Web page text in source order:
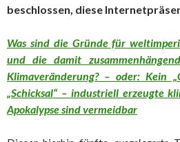
beschlossen, diese
Was sind die Gründe für
und die damit
Klimaveränderung? – oder: Kein
„Schicksal“ – industriell erzeugte
Apokalypse sind vermeidbar